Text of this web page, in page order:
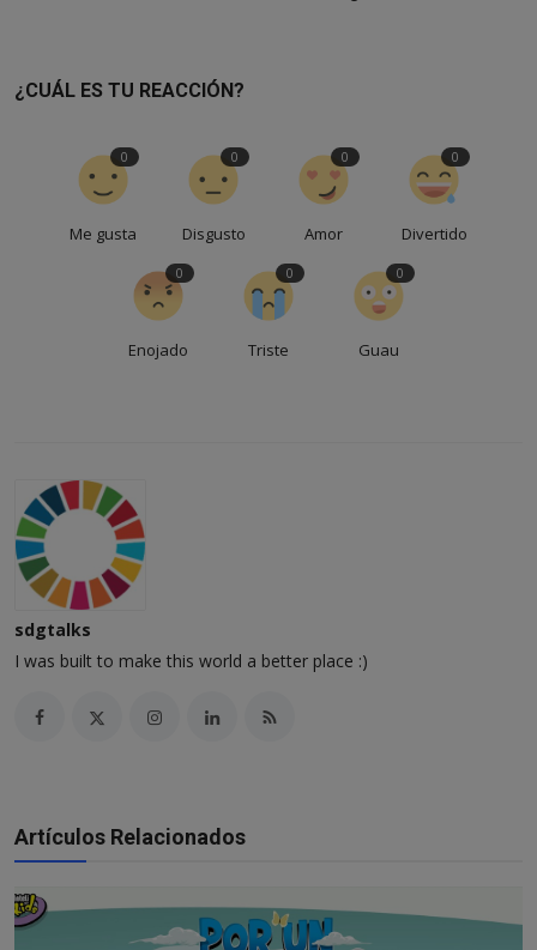
¿CUÁL ES TU REACCIÓN?
Me gusta
0
Disgusto
0
Amor
0
Divertido
0
Enojado
0
Triste
0
Guau
0
sdgtalks
I was built to make this world a better place :)
Artículos Relacionados